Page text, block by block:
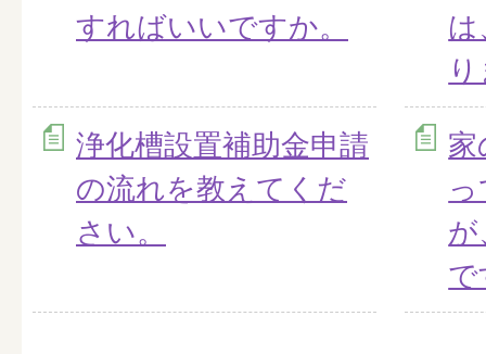
すればいいですか。
浄化槽設置補助金申請
の流れを教えてくだ
さい。
家
で